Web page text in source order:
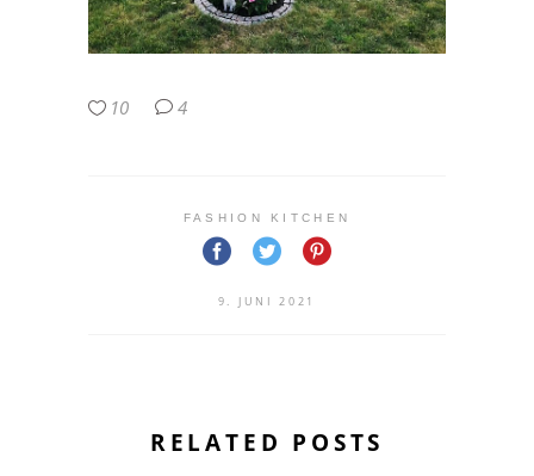
10 4
FASHION KITCHEN
9. JUNI 2021
RELATED POSTS